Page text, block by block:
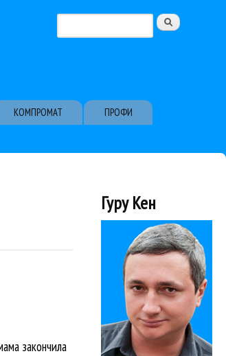
Форма поиска
КОМПРОМАТ
ПРОФИ
закончила
Гуру Кен